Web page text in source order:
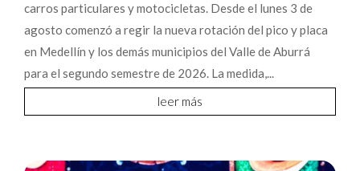
carros particulares y motocicletas. Desde el lunes 3 de
agosto comenzó a regir la nueva rotación del pico y placa
en Medellín y los demás municipios del Valle de Aburrá
para el segundo semestre de 2026. La medida,...
leer más